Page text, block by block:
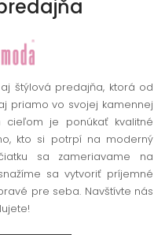
štýlová predajňa, ktorá od
priamo vo svojej kamennej
cieľom je ponúkať kvalitné
kto si potrpí na moderný
sa zameriavame na
sa vytvoriť príjemné
pre seba. Navštívte nás